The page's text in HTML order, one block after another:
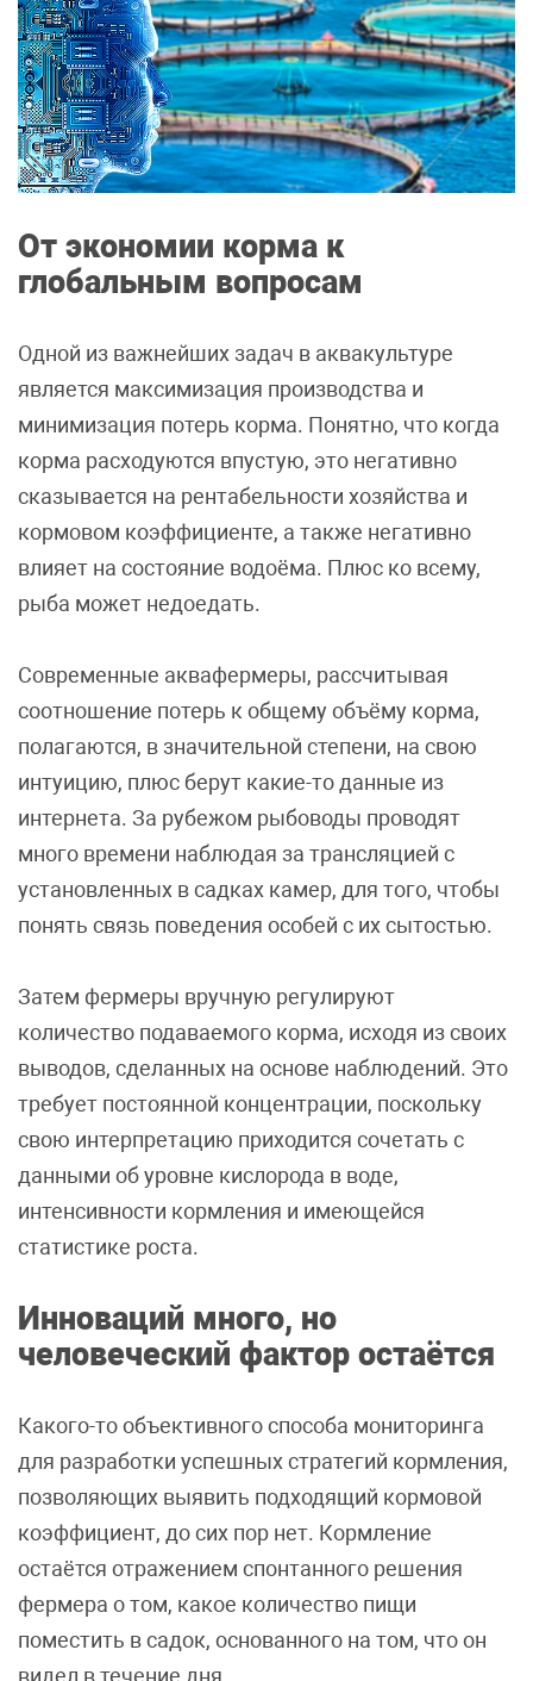
От экономии корма к
глобальным вопросам
Одной из важнейших задач в аквакультуре
является максимизация производства и
минимизация потерь корма. Понятно, что когда
корма расходуются впустую, это негативно
сказывается на рентабельности хозяйства и
кормовом коэффициенте, а также негативно
влияет на состояние водоёма. Плюс ко всему,
рыба может недоедать.
Современные аквафермеры, рассчитывая
соотношение потерь к общему объёму корма,
полагаются, в значительной степени, на свою
интуицию, плюс берут какие-то данные из
интернета. За рубежом рыбоводы проводят
много времени наблюдая за трансляцией с
установленных в садках камер, для того, чтобы
понять связь поведения особей с их сытостью.
Затем фермеры вручную регулируют
количество подаваемого корма, исходя из своих
выводов, сделанных на основе наблюдений. Это
требует постоянной концентрации, поскольку
свою интерпретацию приходится сочетать с
данными об уровне кислорода в воде,
интенсивности кормления и имеющейся
статистике роста.
Инноваций много, но
человеческий фактор остаётся
Какого-то объективного способа мониторинга
для разработки успешных стратегий кормления,
позволяющих выявить подходящий кормовой
коэффициент, до сих пор нет. Кормление
остаётся отражением спонтанного решения
фермера о том, какое количество пищи
поместить в садок, основанного на том, что он
видел в течение дня.